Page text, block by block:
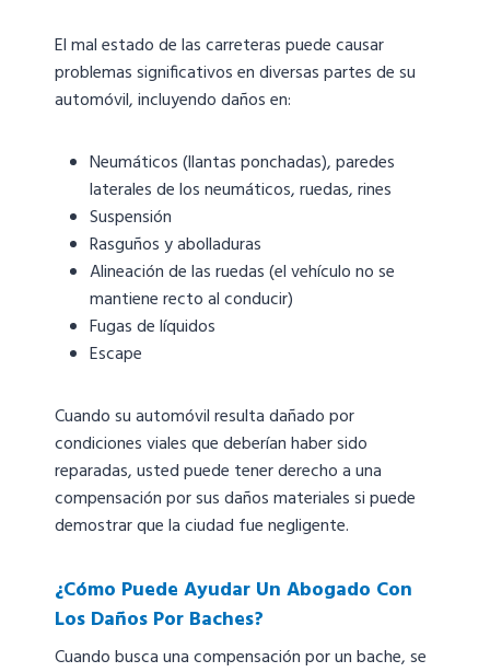
El mal estado de las carreteras puede causar
problemas significativos en diversas partes de su
automóvil, incluyendo daños en:
Neumáticos (llantas ponchadas), paredes
laterales de los neumáticos, ruedas, rines
Suspensión
Rasguños y abolladuras
Alineación de las ruedas (el vehículo no se
mantiene recto al conducir)
Fugas de líquidos
Escape
Cuando su automóvil resulta dañado por
condiciones viales que deberían haber sido
reparadas, usted puede tener derecho a una
compensación por sus daños materiales si puede
demostrar que la ciudad fue negligente.
¿Cómo Puede Ayudar Un Abogado Con
Los Daños Por Baches?
Cuando busca una compensación por un bache, se